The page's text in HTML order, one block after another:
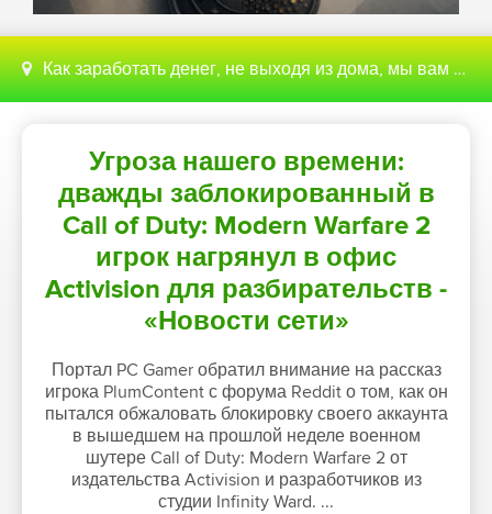
Как заработать денег, не выходя из дома, мы вам поможем с этим разобраться
Угроза нашего времени:
дважды заблокированный в
Call of Duty: Modern Warfare 2
игрок нагрянул в офис
Activision для разбирательств -
«Новости сети»
Портал PC Gamer обратил внимание на рассказ
игрока PlumContent с форума Reddit о том, как он
пытался обжаловать блокировку своего аккаунта
в вышедшем на прошлой неделе военном
шутере Call of Duty: Modern Warfare 2 от
издательства Activision и разработчиков из
студии Infinity Ward. ...